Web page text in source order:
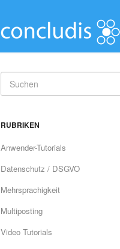
RUBRIKEN
Anwender-Tutorials
Datenschutz / DSGVO
Mehrsprachigkeit
Multiposting
Video Tutorials